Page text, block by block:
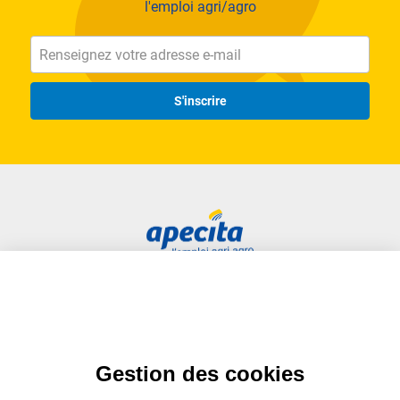
l'emploi agri/agro
S'inscrire
Plan du site